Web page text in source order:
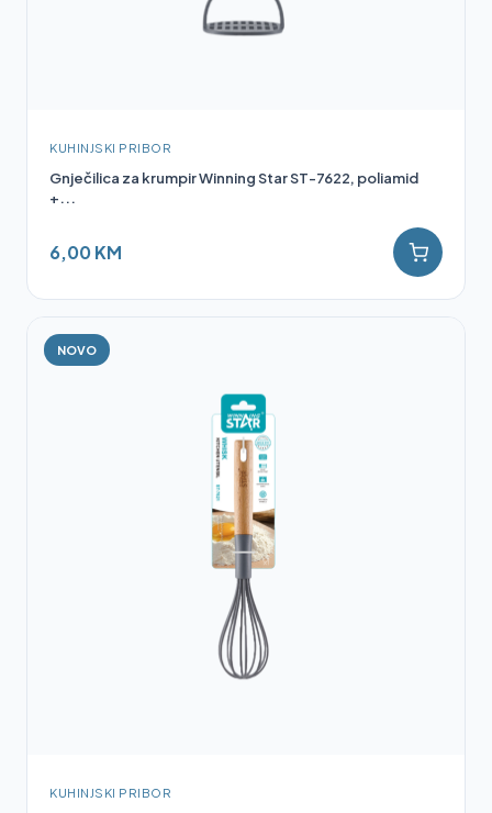
KUHINJSKI PRIBOR
Gnječilica za krumpir Winning Star ST-7622, poliamid
+...
6,00 KM
NOVO
KUHINJSKI PRIBOR